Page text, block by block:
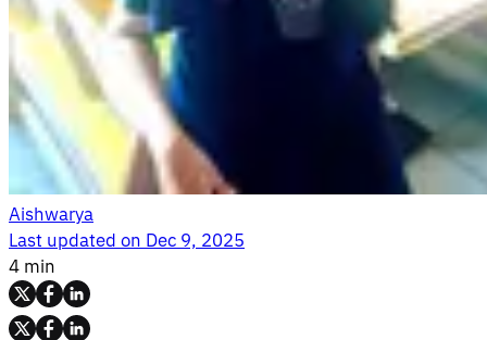
Aishwarya
Last updated onDec 9, 2025
4 min